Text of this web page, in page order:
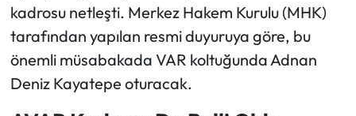
kadrosu netleşti. Merkez Hakem Kurulu (MHK)
tarafından yapılan resmi duyuruya göre, bu
önemli müsabakada VAR koltuğunda Adnan
Deniz Kayatepe oturacak.
Turizm
Teknoloji